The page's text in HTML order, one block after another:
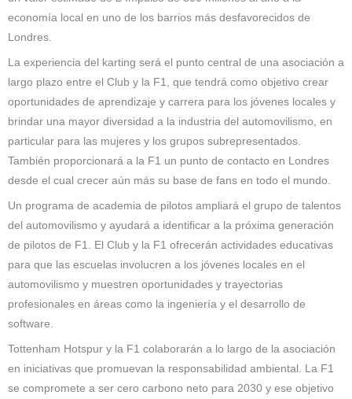
economía local en uno de los barrios más desfavorecidos de
Londres.
La experiencia del karting será el punto central de una asociación a
largo plazo entre el Club y la F1, que tendrá como objetivo crear
oportunidades de aprendizaje y carrera para los jóvenes locales y
brindar una mayor diversidad a la industria del automovilismo, en
particular para las mujeres y los grupos subrepresentados.
También proporcionará a la F1 un punto de contacto en Londres
desde el cual crecer aún más su base de fans en todo el mundo.
Un programa de academia de pilotos ampliará el grupo de talentos
del automovilismo y ayudará a identificar a la próxima generación
de pilotos de F1. El Club y la F1 ofrecerán actividades educativas
para que las escuelas involucren a los jóvenes locales en el
automovilismo y muestren oportunidades y trayectorias
profesionales en áreas como la ingeniería y el desarrollo de
software.
Tottenham Hotspur y la F1 colaborarán a lo largo de la asociación
en iniciativas que promuevan la responsabilidad ambiental. La F1
se compromete a ser cero carbono neto para 2030 y ese objetivo